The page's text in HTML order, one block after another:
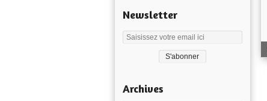
Newsletter
Archives